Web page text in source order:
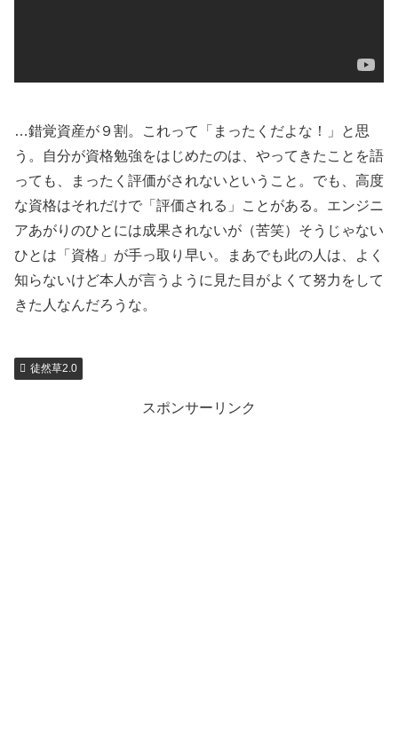
…錯覚資産が９割。これって「まったくだよな！」と思
う。自分が資格勉強をはじめたのは、やってきたことを語
っても、まったく評価がされないということ。でも、高度
な資格はそれだけで「評価される」ことがある。エンジニ
アあがりのひとには成果されないが（苦笑）そうじゃない
ひとは「資格」が手っ取り早い。まあでも此の人は、よく
知らないけど本人が言うように見た目がよくて努力をして
きた人なんだろうな。
徒然草2.0
スポンサーリンク